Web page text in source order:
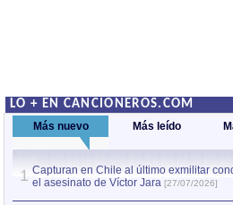
LO + EN CANCIONEROS.COM
Más nuevo Más leído
1 Capturan en Chile al último exmilitar
el asesinato de Víctor Jara [27/07/2026]